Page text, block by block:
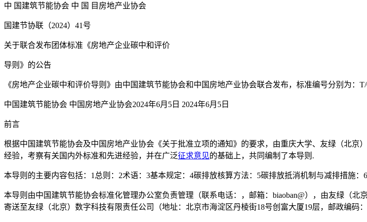
中 国建筑节能协会 中 国 目房地产业协会
国建节协联（2024）41号
关于联合发布团体标准《房地产企业碳中和评价
导则》的公告
《房地产企业碳中和评价导则》由中国建筑节能协会和中国房地产业协会联合发布，标准编号分别为：
中国建筑节能协会 中国房地产业协会2024年6月5日 2024年6月5日
前言
根据中国建筑节能协会及中国房地产业协会《关于批准立项的通知》的要求，由重庆大学、友绿（北京
经验，考察有关国内外标准和先进经验，并在广泛征求意见的基础上，共同编制了本导则.
本导则的主要内容包括：1总则：2术语：3基本规定：4碳排放核算方法：5碳排放抵消机制与减排措施
本导则由中国建筑节能协会标准化管理办公室负责管理（联系电话：，邮箱：biaoban@），由友绿（
寄送至友绿（北京）数字科技有限责任公司（地址：北京市海淀区丹棱街18号创富大厦19层，邮政编码